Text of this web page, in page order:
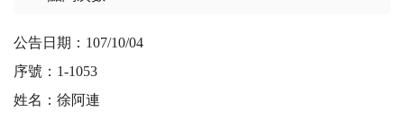
公告日期：107/10/04
序號：1-1053
姓名：徐阿連